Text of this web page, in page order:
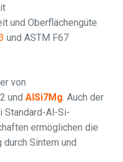
und Oberflächengüte
und ASTM F67
von
und AlSi7Mg. Auch der
Standard-Al-Si-
ermöglichen die
Sintern und